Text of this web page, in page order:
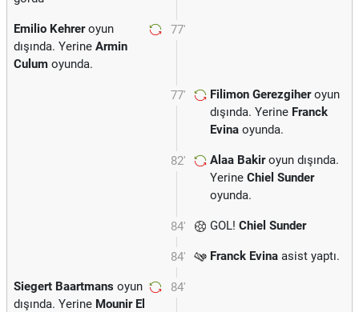
77'
Emilio Kehreroyun
dışında. Yerine Armin
Culum oyunda.
77' Filimon Gerezgiheroyun
dışında. Yerine Franck
Evina oyunda.
82' Alaa Bakiroyun dışında.
Yerine Chiel Sunder
oyunda.
84' GOL! Chiel Sunder
84' Franck Evina asist yaptı.
84'
Siegert Baartmans oyun
dışında. Yerine Mounir El